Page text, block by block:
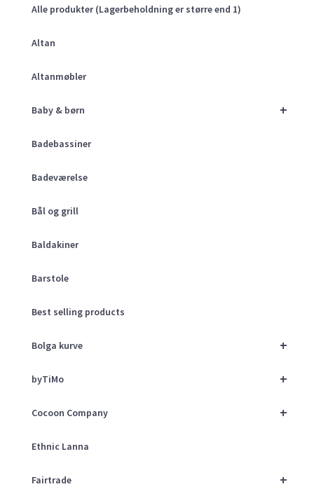
Alle produkter (Lagerbeholdning er større end 1)
Altan
Altanmøbler
+
Baby & børn
Badebassiner
Badeværelse
Bål og grill
Baldakiner
Barstole
Best selling products
+
Bolga kurve
+
byTiMo
+
Cocoon Company
Ethnic Lanna
+
Fairtrade